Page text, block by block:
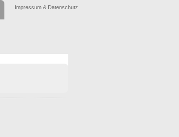
Impressum & Datenschutz